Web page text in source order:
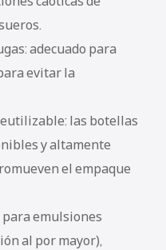
adecuado para
evitar la
las botellas
y altamente
el empaque
emulsiones
al por mayor),